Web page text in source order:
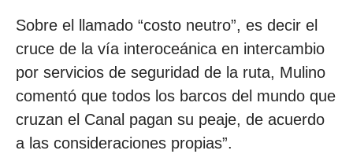
Sobre el llamado “costo neutro”, es decir el
cruce de la vía interoceánica en intercambio
por servicios de seguridad de la ruta, Mulino
comentó que todos los barcos del mundo que
cruzan el Canal pagan su peaje, de acuerdo
a las consideraciones propias”.